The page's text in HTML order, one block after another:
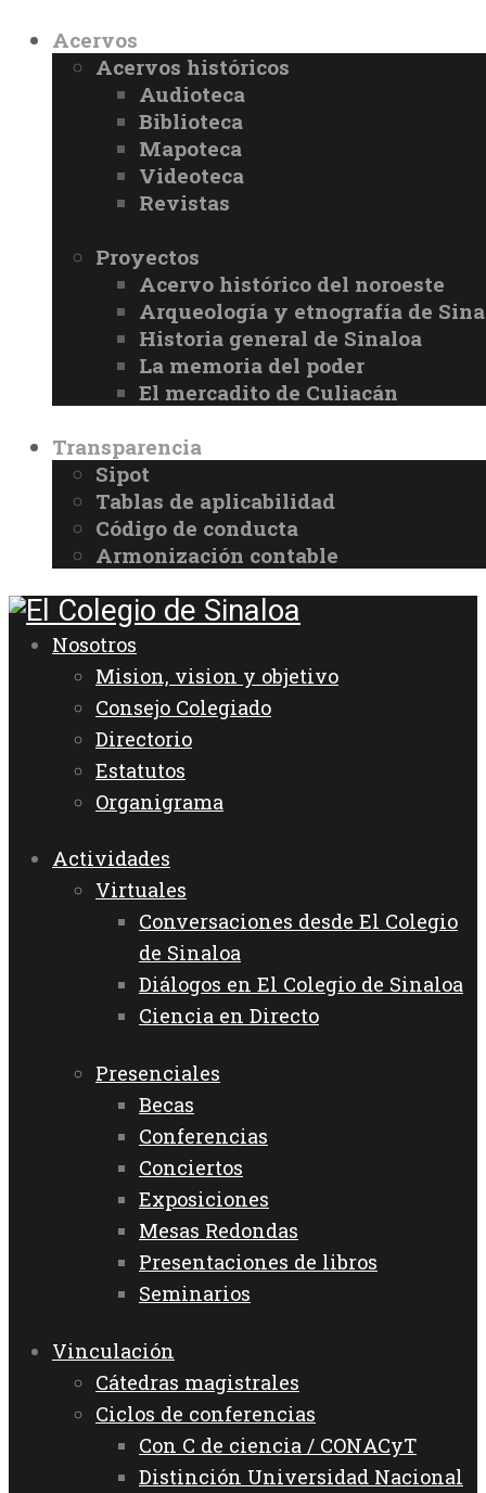
Acervos
Acervos históricos
Audioteca
Biblioteca
Mapoteca
Videoteca
Revistas
Proyectos
Acervo histórico del noroeste
Arqueología y etnografía de
Historia general de Sinaloa
La memoria del poder
El mercadito de Culiacán
Transparencia
Sipot
Tablas de aplicabilidad
Código de conducta
Armonización contable
Nosotros
Mision, vision y objetivo
Consejo Colegiado
Directorio
Estatutos
Organigrama
Actividades
Virtuales
Conversaciones desde El Colegio
de Sinaloa
Diálogos en El Colegio de Sinaloa
Ciencia en Directo
Presenciales
Becas
Conferencias
Conciertos
Exposiciones
Mesas Redondas
Presentaciones de libros
Seminarios
Vinculación
Cátedras magistrales
Ciclos de conferencias
Con C de ciencia / CONACyT
Distinción Universidad Nacional